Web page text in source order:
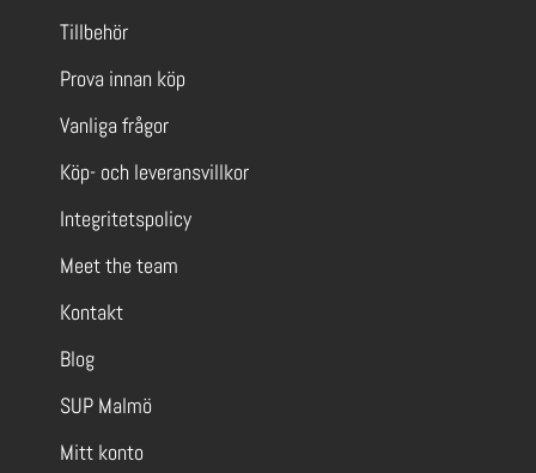
Tillbehör
Prova innan köp
Vanliga frågor
Köp- och leveransvillkor
Integritetspolicy
Meet the team
Kontakt
Blog
SUP Malmö
Mitt konto